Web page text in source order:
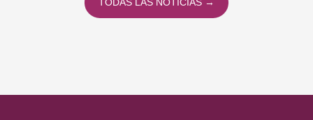
TODAS LAS NOTICIAS →